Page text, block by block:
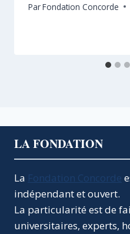
ParFondation Concorde
LA FONDATION
La Fondation Concorde
indépendant et ouvert.
La particularité est de
universitaires, experts,